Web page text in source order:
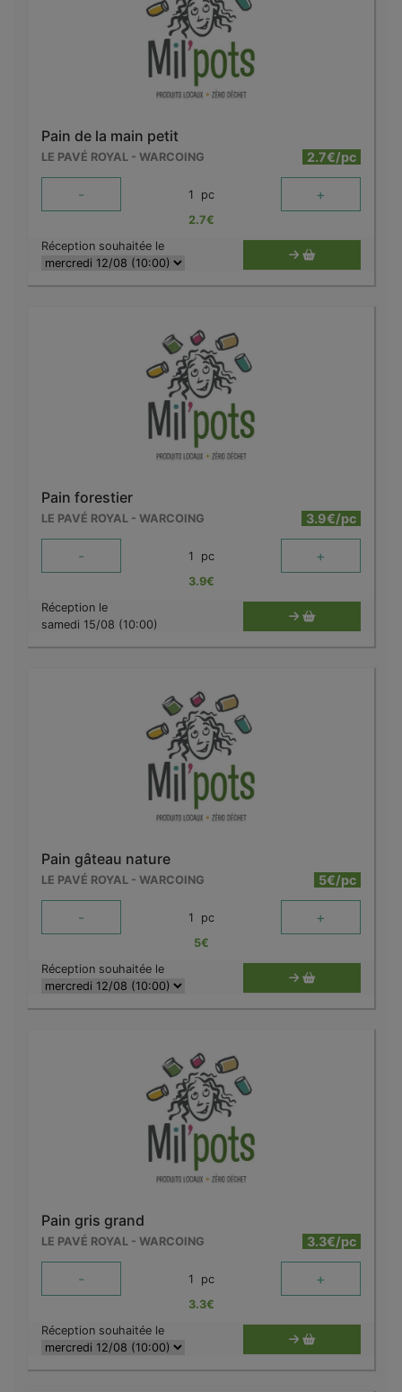
Pain de la main petit
LE PAVÉ ROYAL - WARCOING 2.7€/pc
- 1 pc +
2.7€
Réception souhaitée le
Pain forestier
LE PAVÉ ROYAL - WARCOING 3.9€/pc
- 1 pc +
3.9€
Réception le
samedi 15/08 (10:00)
Pain gâteau nature
LE PAVÉ ROYAL - WARCOING 5€/pc
- 1 pc +
5€
Réception souhaitée le
Pain gris grand
LE PAVÉ ROYAL - WARCOING 3.3€/pc
- 1 pc +
3.3€
Réception souhaitée le